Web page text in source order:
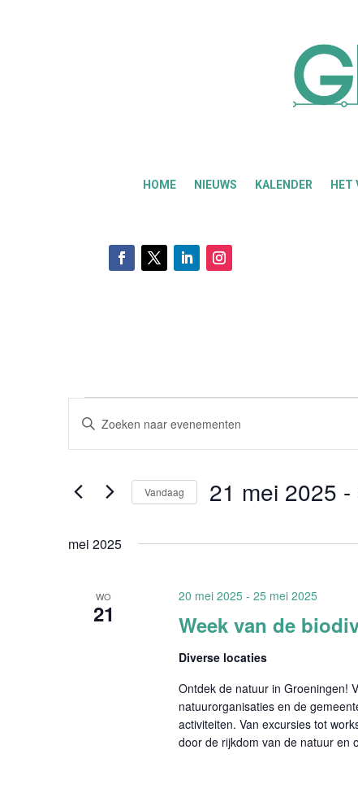
HOME NIEUWS KALENDER HET
Zoeken
en
navigatie
Vul
in.
voor
keyword.
Vandaag 21 mei 2025 -
een
mei 2025
WO
21 Week van de
20 mei 2025- 25 mei 2025
Diverse locaties
Ontdek de natuur in Groeningen!
natuurorganisaties en de
activiteiten. Van excursies tot
door de rijkdom van de natuur